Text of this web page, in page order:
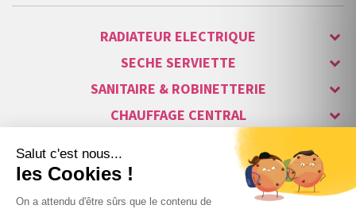
RADIATEUR ELECTRIQUE
SECHE SERVIETTE
SANITAIRE & ROBINETTERIE
CHAUFFAGE CENTRAL
ALARME & SÉCURITÉ
MAISON CONNECTÉE
VISIOPHONE & INTERPHONE